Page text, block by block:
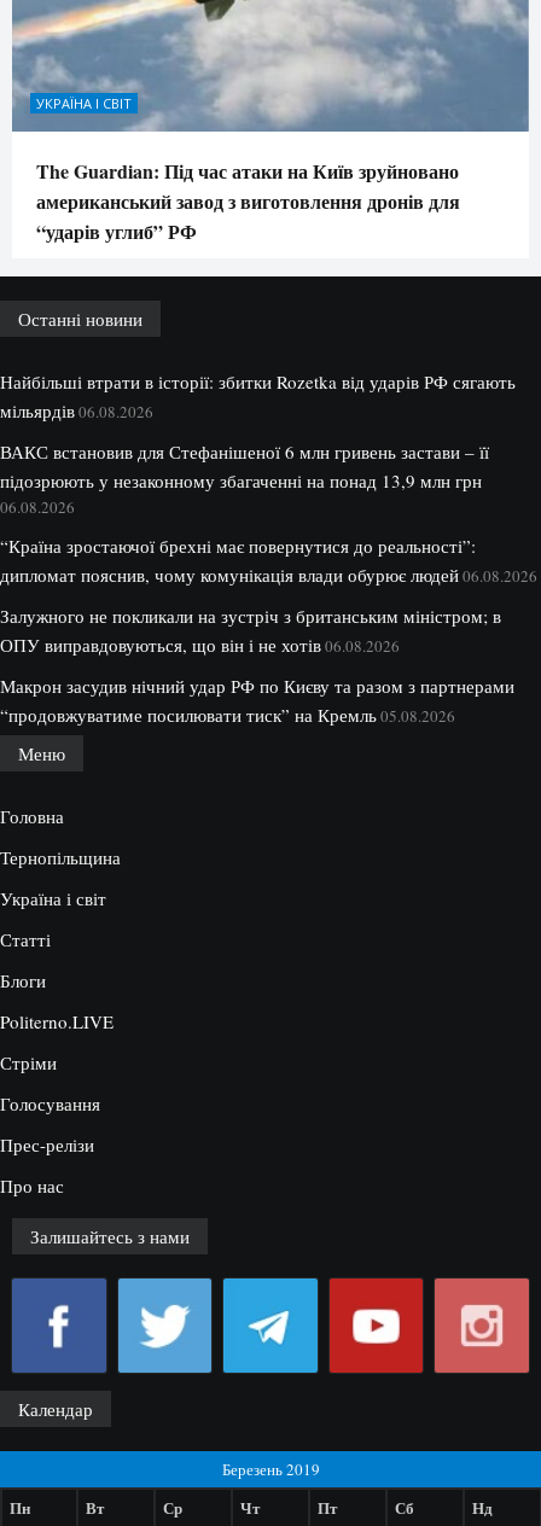
УКРАЇНА І СВІТ
The Guardian: Під час атаки на Київ зруйновано
американський завод з виготовлення дронів для
“ударів углиб” РФ
Останні новини
Найбільші втрати в історії: збитки Rozetka від ударів РФ сягають
мільярдів06.08.2026
ВАКС встановив для Стефанішеної 6 млн гривень застави – її
підозрюють у незаконному збагаченні на понад 13,9 млн грн
06.08.2026
“Країна зростаючої брехні має повернутися до реальності”:
дипломат пояснив, чому комунікація влади обурює людей06.08.2026
Залужного не покликали на зустріч з британським міністром; в
ОПУ виправдовуються, що він і не хотів06.08.2026
Макрон засудив нічний удар РФ по Києву та разом з партнерами
“продовжуватиме посилювати тиск” на Кремль05.08.2026
Меню
Головна
Тернопільщина
Україна і світ
Статті
Блоги
Politerno.LIVE
Стріми
Голосування
Прес-релізи
Про нас
Залишайтесь з нами
Календар
Березень 2019
Пн Вт Ср Чт Пт Сб Нд